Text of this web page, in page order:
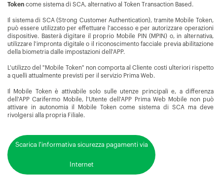
Token come sistema di SCA, alternativo al Token Transaction Based.
Il sistema di SCA (Strong Customer Authentication), tramite Mobile Token,
può essere utilizzato per effettuare l'accesso e per autorizzare operazioni
dispositive. Basterà digitare il proprio Mobile PIN (MPIN) o, in alternativa,
utilizzare l'impronta digitale o il riconoscimento facciale previa abilitazione
della biometria dalle impostazioni dell'APP.
L'utilizzo del "Mobile Token" non comporta al Cliente costi ulteriori rispetto
a quelli attualmente previsti per il servizio Prima Web.
Il Mobile Token è attivabile solo sulle utenze principali e, a differenza
dell'APP Carifermo Mobile, l'Utente dell'APP Prima Web Mobile non può
attivare in autonomia il Mobile Token come sistema di SCA ma deve
rivolgersi alla propria Filiale.
Scarica l'informativa sicurezza pagamenti via
Internet